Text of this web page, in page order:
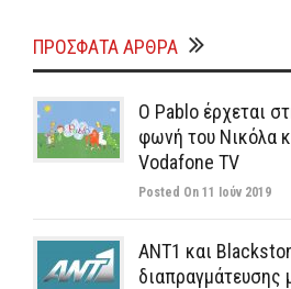
ΠΡΌΣΦΑΤΑ ΆΡΘΡΑ
Ο Pablo έρχεται
φωνή του Νικόλα
Vodafone TV
Posted On 11 Ιούν 2019
ΑΝΤ1 και
διαπραγμάτευσης